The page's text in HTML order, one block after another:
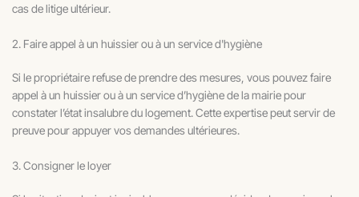
cas de litige ultérieur.
2. Faire appel à un huissier ou à un service d'hygiène
Si le propriétaire refuse de prendre des mesures, vous pouvez faire
appel à un huissier ou à un service d’hygiène de la mairie pour
constater l’état insalubre du logement. Cette expertise peut servir de
preuve pour appuyer vos demandes ultérieures.
3. Consigner le loyer